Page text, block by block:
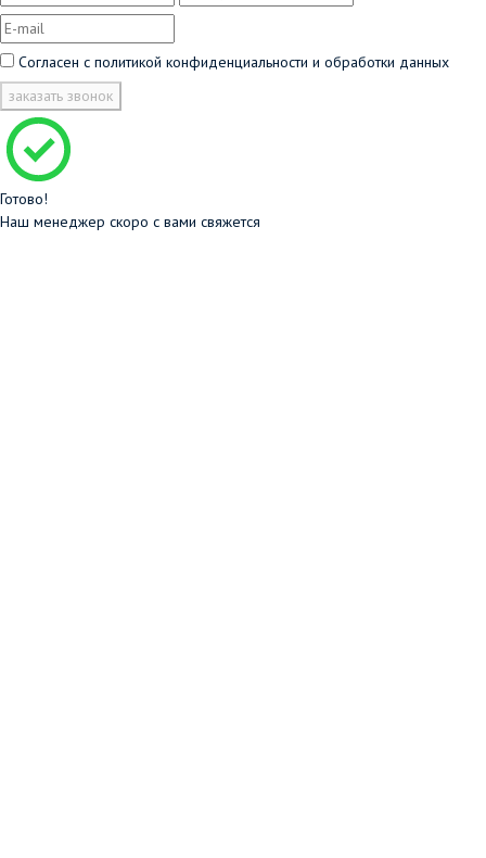
Согласен с политикой конфиденциальности и обработки данных
заказать звонок
Готово!
Наш менеджер скоро с вами свяжется